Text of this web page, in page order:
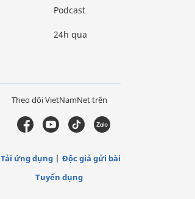
Podcast
24h qua
Theo dõi VietNamNet trên
Tải ứng dụng
Độc giả gửi bài
Tuyển dụng